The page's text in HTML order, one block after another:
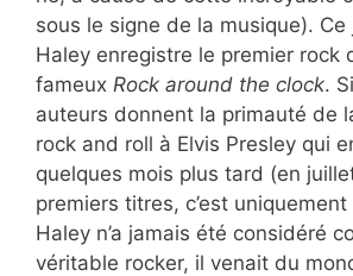
sous le signe de la musique). Ce
Haley enregistre le premier rock
fameux Rock around the clock.
auteurs donnent la primauté de
rock and roll à Elvis Presley qui
quelques mois plus tard (en
premiers titres, c’est
Haley n’a jamais été considéré
véritable rocker, il venait du